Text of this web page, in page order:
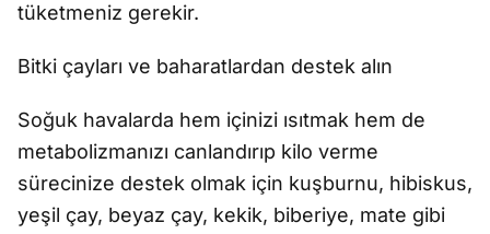
tüketmeniz gerekir.
Bitki çayları ve baharatlardan destek alın
Soğuk havalarda hem içinizi ısıtmak hem de
metabolizmanızı canlandırıp kilo verme
sürecinize destek olmak için kuşburnu, hibiskus,
yeşil çay, beyaz çay, kekik, biberiye, mate gibi